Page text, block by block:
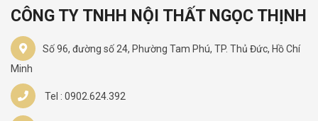
CÔNG TY TNHH NỘI THẤT NGỌC THỊNH
Số 96, đường số 24, Phường Tam Phú, TP. Thủ Đức, Hồ Chí
Minh
Tel : 0902.624.392